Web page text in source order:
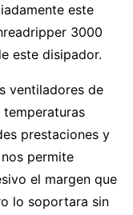
este
3000
este disipador.
ventiladores de
prestaciones y
permite
el margen que
lo soportara sin